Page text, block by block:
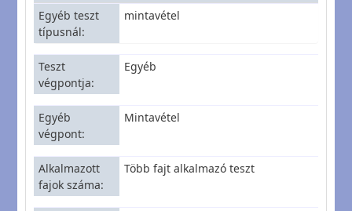
Egyéb teszt
típusnál
mintavétel
Teszt
végpontja
Egyéb
Egyéb
végpont
Mintavétel
Alkalmazott
fajok száma
Több fajt alkalmazó teszt